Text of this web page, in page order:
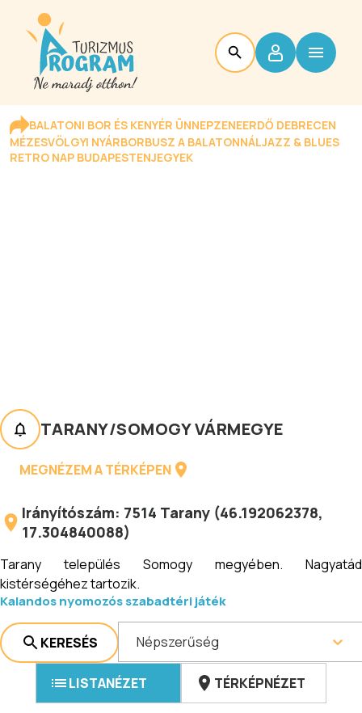
BALATONI BOR ÉS KENYÉR ÜNNEPZENEERDŐ DEBRECEN
MÉZESVÖLGYI NYÁRBORBUSZ A BALATONNÁLJAZZ & BLUES
RETRO NAP BUDAPESTENJEGYEK
TARANY/SOMOGY VÁRMEGYE
MEGNÉZEM A TÉRKÉPEN
Irányítószám: 7514 Tarany (46.192062378,
17.304840088)
Tarany település Somogy megyében. Nagyatád
kistérségéhez tartozik.
Kalandos nyomozós szabadtéri játék
KERESÉS Népszerűség
LISTANÉZET TÉRKÉPNÉZET